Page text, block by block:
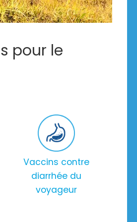
pour le
Vaccins contre
diarrhée du
voyageur